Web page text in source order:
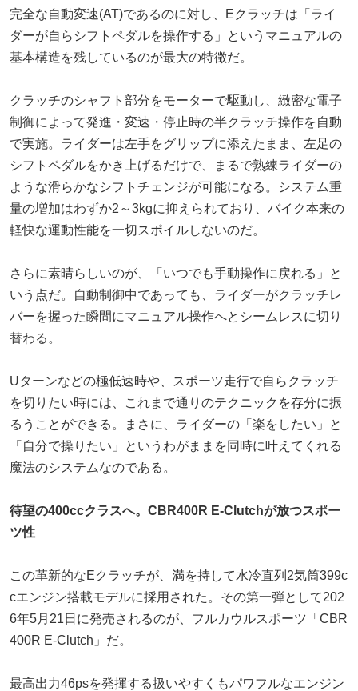
完全な自動変速(AT)であるのに対し、Eクラッチは「ライ
ダーが自らシフトペダルを操作する」というマニュアルの
基本構造を残しているのが最大の特徴だ。
クラッチのシャフト部分をモーターで駆動し、緻密な電子
制御によって発進・変速・停止時の半クラッチ操作を自動
で実施。ライダーは左手をグリップに添えたまま、左足の
シフトペダルをかき上げるだけで、まるで熟練ライダーの
ような滑らかなシフトチェンジが可能になる。システム重
量の増加はわずか2～3kgに抑えられており、バイク本来の
軽快な運動性能を一切スポイルしないのだ。
さらに素晴らしいのが、「いつでも手動操作に戻れる」と
いう点だ。自動制御中であっても、ライダーがクラッチレ
バーを握った瞬間にマニュアル操作へとシームレスに切り
替わる。
Uターンなどの極低速時や、スポーツ走行で自らクラッチ
を切りたい時には、これまで通りのテクニックを存分に振
るうことができる。まさに、ライダーの「楽をしたい」と
「自分で操りたい」というわがままを同時に叶えてくれる
魔法のシステムなのである。
待望の400ccクラスへ。CBR400R E-Clutchが放つスポー
ツ性
この革新的なEクラッチが、満を持して水冷直列2気筒399c
cエンジン搭載モデルに採用された。その第一弾として202
6年5月21日に発売されるのが、フルカウルスポーツ「CBR
400R E-Clutch」だ。
最高出力46psを発揮する扱いやすくもパワフルなエンジン